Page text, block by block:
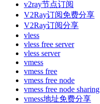
v2ray节点订阅
V2Ray订阅免费分享
V2Ray订阅分享
vless
vless free server
vless server
vmess
vmess free
vmess free node
vmess free node sharing
vmess地址免费分享